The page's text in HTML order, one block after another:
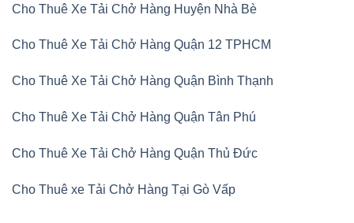
Cho Thuê Xe Tải Chở Hàng Huyện Nhà Bè
Cho Thuê Xe Tải Chở Hàng Quận 12 TPHCM
Cho Thuê Xe Tải Chở Hàng Quận Bình Thạnh
Cho Thuê Xe Tải Chở Hàng Quận Tân Phú
Cho Thuê Xe Tải Chở Hàng Quận Thủ Đức
Cho Thuê xe Tải Chở Hàng Tại Gò Vấp